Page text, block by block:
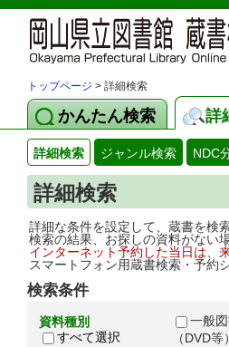
トップページ > 詳細検索
かんたん検索 詳
詳細検索 ジャンル検索 NDC
詳細検索
詳細な条件を設定して、蔵書を検
検索の結果、お探しの資料がない
インターネット予約した当日は、
スマートフォン用蔵書検索・予約
検索条件
資料種別
すべて選択
一般
（DVD等）